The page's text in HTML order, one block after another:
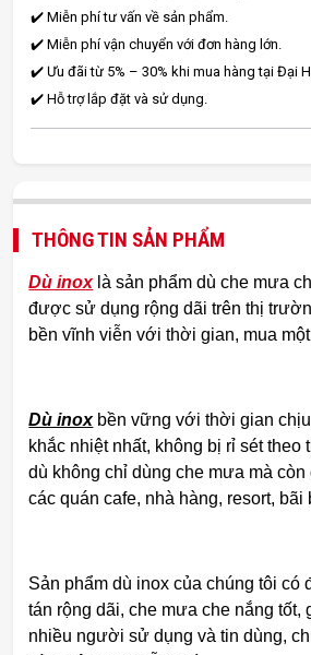
✔️ Miễn phí tư vấn về sản phẩm.
✔️ Miễn phí vận chuyển với đơn hàng lớn.
✔️ Ưu đãi từ 5% – 30% khi mua hàng tại Đại
✔️ Hỗ trợ lắp đặt và sử dụng.
THÔNG TIN SẢN PHẨM
Dù inox là sản phẩm dù che mưa
được sử dụng rộng dãi trên thị
bền vĩnh viễn với thời gian, mua
Dù inoxbền vững với thời gian
khắc nhiệt nhất, không bị rỉ sét theo
dù không chỉ dùng che mưa mà còn
các quán cafe, nhà hàng, resort, bãi
Sản phẩm dù inox của chúng tôi có
tán rộng dãi, che mưa che nắng tốt,
nhiều người sử dụng và tin dùng,